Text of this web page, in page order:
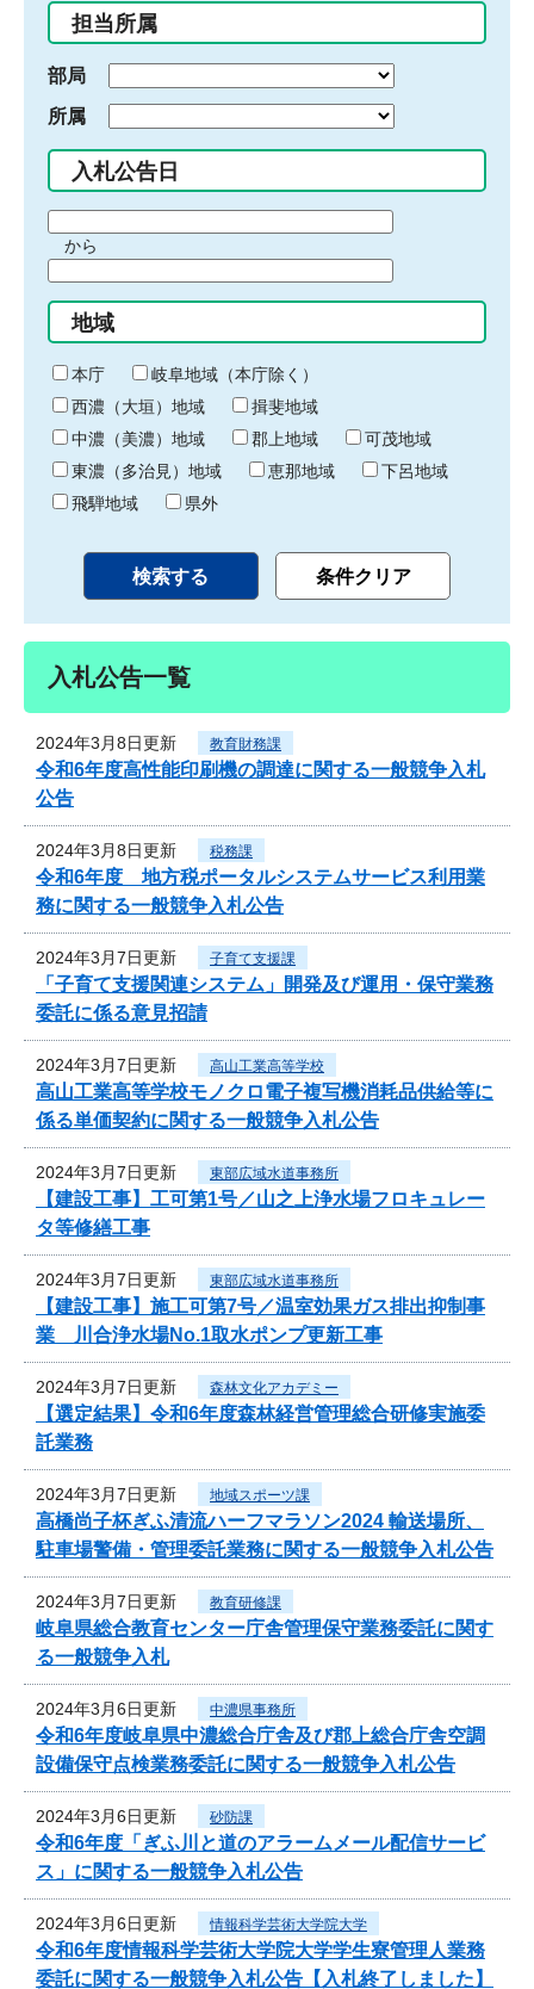
入
力
担当所属
部局
所属
入札公告日
間
始
り
から
間
終
わ
り
地域
本庁
岐阜地域（本庁除く）
西濃（大垣）地域
揖斐地域
中濃（美濃）地域
郡上地域
可茂地域
東濃（多治見）地域
恵那地域
下呂地域
飛騨地域
県外
入札公告一覧
2024年3月8日更新 教育財務課
令和6年度高性能印刷機の調達に関する一般競争入札
公告
2024年3月8日更新 税務課
令和6年度 地方税ポータルシステムサービス利用業
務に関する一般競争入札公告
2024年3月7日更新 子育て支援課
「子育て支援関連システム」開発及び運用・保守業務
委託に係る意見招請
2024年3月7日更新 高山工業高等学校
高山工業高等学校モノクロ電子複写機消耗品供給等に
係る単価契約に関する一般競争入札公告
2024年3月7日更新 東部広域水道事務所
【建設工事】工可第1号／山之上浄水場フロキュレー
タ等修繕工事
2024年3月7日更新 東部広域水道事務所
【建設工事】施工可第7号／温室効果ガス排出抑制事
業 川合浄水場No.1取水ポンプ更新工事
2024年3月7日更新 森林文化アカデミー
【選定結果】令和6年度森林経営管理総合研修実施委
託業務
2024年3月7日更新 地域スポーツ課
高橋尚子杯ぎふ清流ハーフマラソン2024 輸送場所、
駐車場警備・管理委託業務に関する一般競争入札公告
2024年3月7日更新 教育研修課
岐阜県総合教育センター庁舎管理保守業務委託に関す
る一般競争入札
2024年3月6日更新 中濃県事務所
令和6年度岐阜県中濃総合庁舎及び郡上総合庁舎空調
設備保守点検業務委託に関する一般競争入札公告
2024年3月6日更新 砂防課
令和6年度「ぎふ川と道のアラームメール配信サービ
ス」に関する一般競争入札公告
2024年3月6日更新 情報科学芸術大学院大学
令和6年度情報科学芸術大学院大学学生寮管理人業務
委託に関する一般競争入札公告【入札終了しました】